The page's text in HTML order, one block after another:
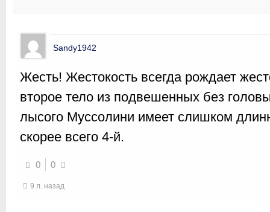
Sandy1942
Жесть! Жестокость всегда рождает
второе тело из подвешенных без
лысого Муссолини имеет слишком
скорее всего 4-й.
0 0
9 л. назад